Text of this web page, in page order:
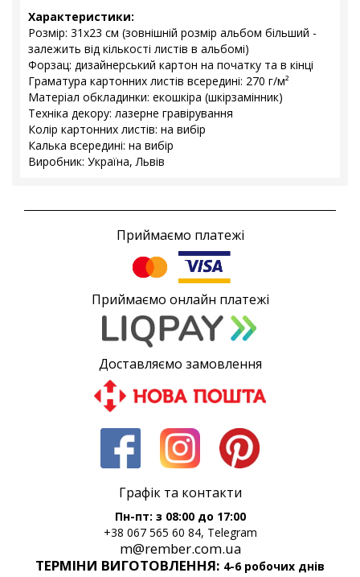
Характеристики:
Розмір: 31х23 см (зовнішній розмір альбом більший -
залежить від кількості листів в альбомі)
Форзац: дизайнерський картон на початку та в кінці
Граматура картонних листів всередині: 270 г/м²
Матеріал обкладинки: екошкіра (шкірзамінник)
Техніка декору: лазерне гравірування
Колір картонних листів: на вибір
Калька всередині: на вибір
Виробник: Україна, Львів
Приймаємо платежі
Приймаємо онлайн платежі
Доставляємо замовлення
Графік та контакти
Пн-пт: з 08:00 до 17:00
+38 067 565 60 84, Telegram
m@rember.com.ua
ТЕРМІНИ ВИГОТОВЛЕННЯ: 4-6 робочих днів